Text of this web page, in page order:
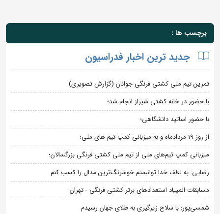
برچسب ها :
جدید ترین اخبار فدراسیون
تمرین تیم ملی کشتی فرنگی جوانان (گزارش تصویری)
با حضور در خانه کشتی شیراز انجام شد؛
با حضور اساتید دانشگاهی؛
از روز 19 مردادماه و به میزبانی کمپ تیم های ملی؛
میزبانی کمپ تیم‌های ملی از تیم ملی کشتی فرنگی بزرگسالان؛
رضایی: به لطف خدا توانستم خوشرنگ‌ترین مدال را کسب کنم
مسابقات المپیاد استعدادهای برتر کشتی فرنگی - تهران
شمسی‌پور: با سلاح زیرگیری به طلای جهان رسیدم